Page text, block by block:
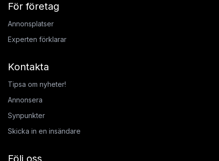
För företag
Annonsplatser
Experten förklarar
Kontakta
Tipsa om nyheter!
Annonsera
Synpunkter
Skicka in en insändare